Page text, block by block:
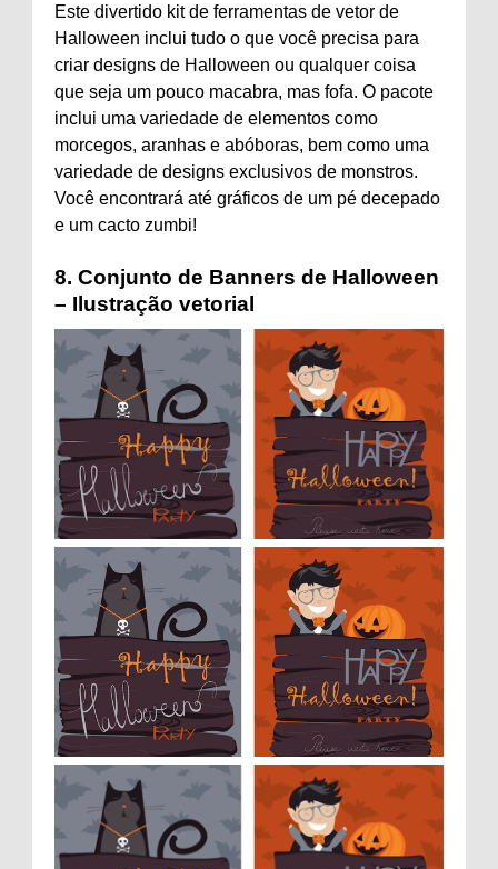
Este divertido kit de ferramentas de vetor de
Halloween inclui tudo o que você precisa para
criar designs de Halloween ou qualquer coisa
que seja um pouco macabra, mas fofa. O pacote
inclui uma variedade de elementos como
morcegos, aranhas e abóboras, bem como uma
variedade de designs exclusivos de monstros.
Você encontrará até gráficos de um pé decepado
e um cacto zumbi!
8. Conjunto de Banners de Halloween
– Ilustração vetorial